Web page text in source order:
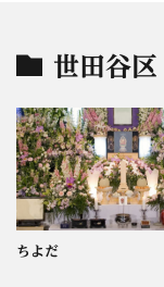
世田谷区
ちよだ